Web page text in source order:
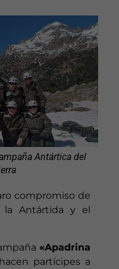
Antártica del
compromiso de
la Antártida y el
«Apadrina
partícipes a